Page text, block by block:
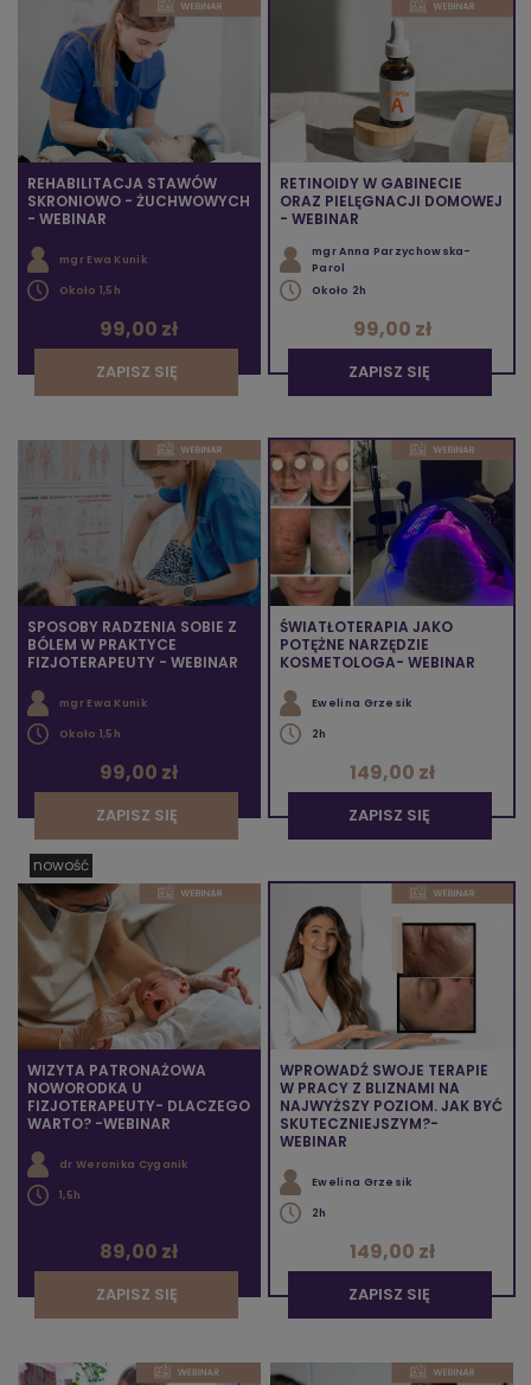
REHABILITACJA STAWÓW
SKRONIOWO - ŻUCHWOWYCH
- WEBINAR
mgr Ewa Kunik
Około 1,5h
99,00 zł
ZAPISZ SIĘ
RETINOIDY W GABINECIE
ORAZ PIELĘGNACJI DOMOWEJ
- WEBINAR
mgr Anna Parzychowska-
Parol
Około 2h
99,00 zł
ZAPISZ SIĘ
SPOSOBY RADZENIA SOBIE Z
BÓLEM W PRAKTYCE
FIZJOTERAPEUTY - WEBINAR
mgr Ewa Kunik
Około 1,5h
99,00 zł
ZAPISZ SIĘ
ŚWIATŁOTERAPIA JAKO
POTĘŻNE NARZĘDZIE
KOSMETOLOGA- WEBINAR
Ewelina Grzesik
2h
149,00 zł
ZAPISZ SIĘ
WIZYTA PATRONAŻOWA
NOWORODKA U
FIZJOTERAPEUTY- DLACZEGO
WARTO? -WEBINAR
dr Weronika Cyganik
1,5h
89,00 zł
ZAPISZ SIĘ
nowość
WPROWADŹ SWOJE TERAPIE
W PRACY Z BLIZNAMI NA
NAJWYŻSZY POZIOM. JAK BYĆ
SKUTECZNIEJSZYM?-
WEBINAR
Ewelina Grzesik
2h
149,00 zł
ZAPISZ SIĘ